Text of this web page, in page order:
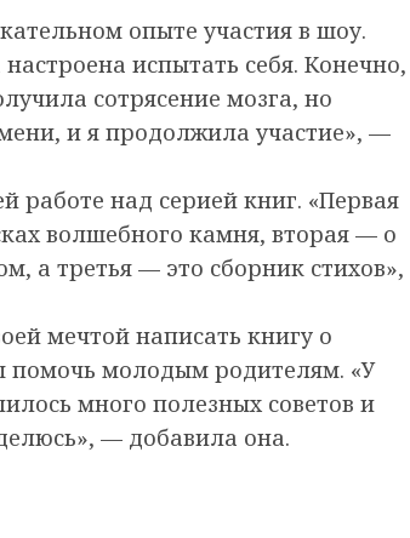
опыте участия в шоу.
испытать себя. Конечно,
сотрясение мозга, но
и я продолжила участие», —
работе над серией книг. «Первая
волшебного камня, вторая — о
а третья — это сборник стихов»,
мечтой написать книгу о
помочь молодым родителям. «У
много полезных советов и
— добавила она.